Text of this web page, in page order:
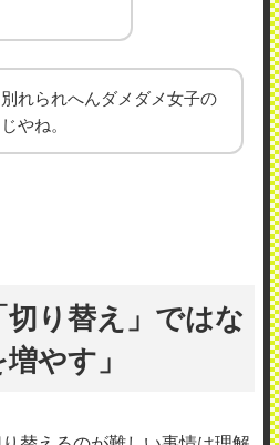
れられへんダメダメ女子の
やね。
り替え」ではな
やす」